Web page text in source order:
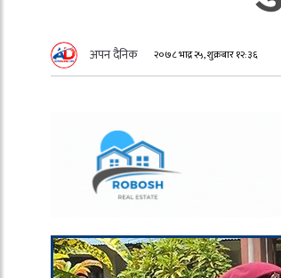
अपन दैनिक २०७८ भाद्र २५, शुक्रबार १२:३६